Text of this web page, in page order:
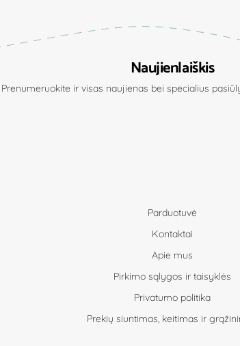
Naujienlaiškis
Prenumeruokite ir visas naujienas bei specialius
Parduotuvė
Kontaktai
Apie mus
Pirkimo sąlygos ir taisyklės
Privatumo politika
Prekių siuntimas, keitimas ir